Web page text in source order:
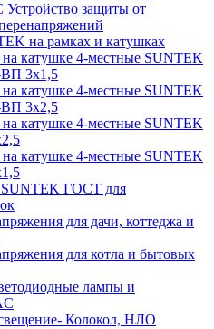
защиты от
на рамках и катушках
катушке 4-местные SUNTEK
3х1,5
катушке 4-местные SUNTEK
3х2,5
катушке 4-местные SUNTEK
катушке 4-местные SUNTEK
SUNTEK ГОСТ для
для дачи, коттеджа и
для котла и бытовых
лампы и
Колокол, НЛО